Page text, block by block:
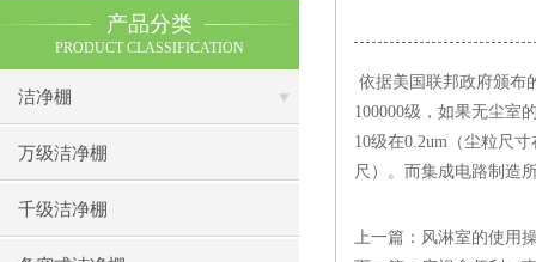
产品分类
PRODUCT CLASSIFICATION
洁净棚
万级洁净棚
千级洁净棚
依据美国联邦政府颁布
100000级，如果无尘室
10级在0.2um（尘粒尺
尺）。而集成电路制造
上一篇： 风淋室的使用